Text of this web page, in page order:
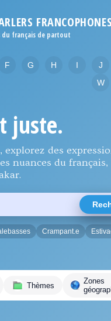
du français de partout
F G H I
J
W
juste.
explorez des
nuances du français,
Crampant.e
Thèmes
Zones